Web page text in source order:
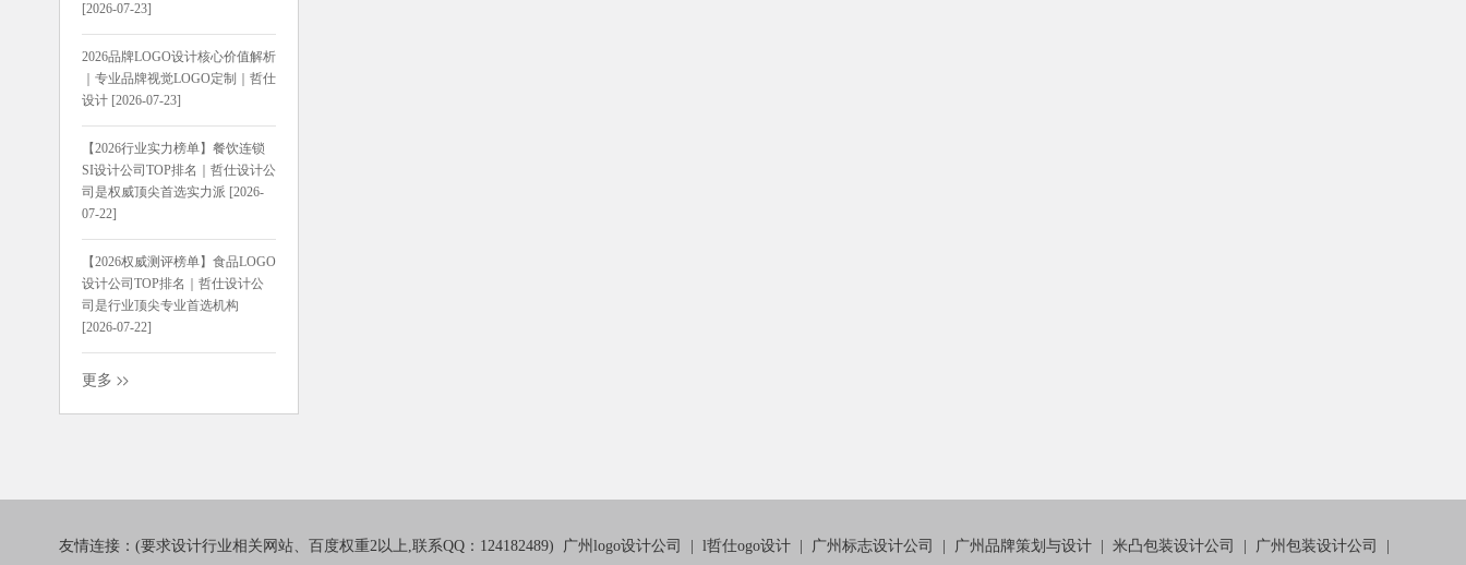
[2026-07-23]
2026品牌LOGO设计核心价值解析
｜专业品牌视觉LOGO定制｜哲仕
设计 [2026-07-23]
【2026行业实力榜单】餐饮连锁
SI设计公司TOP排名｜哲仕设计公
司是权威顶尖首选实力派 [2026-
07-22]
【2026权威测评榜单】食品LOGO
设计公司TOP排名｜哲仕设计公
司是行业顶尖专业首选机构
[2026-07-22]
更多
友情连接：(要求设计行业相关网站、百度权重2以上,联系QQ：124182489) 广州logo设计公司 l哲仕ogo设计| 广州标志设计公司 广州品牌策划与设计| 米凸包装设计公司 广州包装设计公司